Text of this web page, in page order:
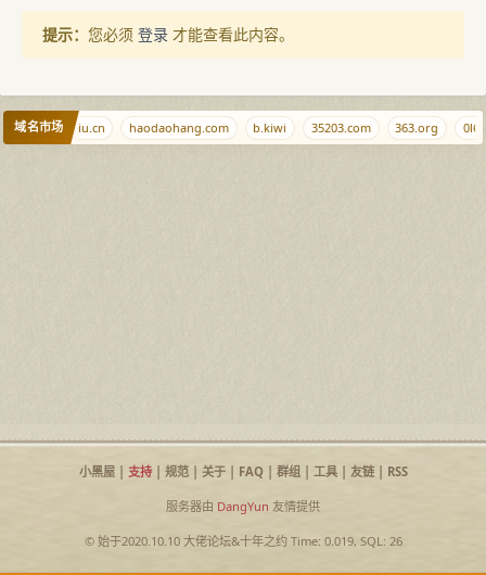
提示： 您必须 登录 才能查看此内容。
域名市场caoliu.cn haodaohang.com b.kiwi 35203.com 363.org
小黑屋| 支持| 规范| 关于| FAQ| 群组| 工具| 友链| RSS
服务器由 DangYun 友情提供
© 始于2020.10.10 大佬论坛&十年之约Time: 0.019, SQL: 26